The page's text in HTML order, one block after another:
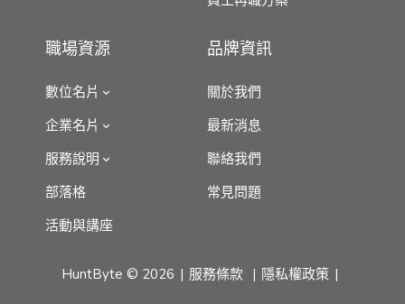
職場資源
數位名片
企業名片
服務說明
部落格
活動與講座
品牌資訊
關於我們
最新消息
聯絡我們
常見問題
HuntByte © 2026 服務條款 隱私權政策